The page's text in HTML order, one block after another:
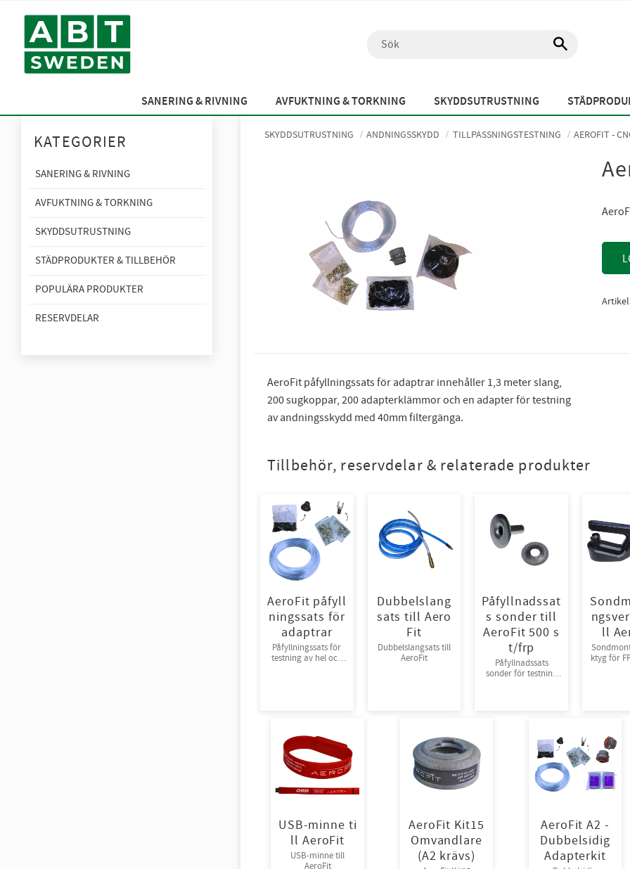
SANERING & RIVNING AVFUKTNING & TORKNING SKYDDSUTRUSTNING
SKYDDSUTRUSTNING ANDNINGSSKYDD TILLPASSNINGSTESTNING AEROFIT -
AeroFit påfyllningssats för adaptrar innehåller 1,3 meter slang,
200 sugkoppar, 200 adapterklämmor och en adapter för testning
av andningsskydd med 40mm filtergänga.
Tillbehör, reservdelar & relaterade produkter
AeroFit påfyll
ningssats för
adaptrar
Påfyllningssats för
testning av hel och
Dubbelslang
sats till Aero
Fit
Dubbelslangsats till
AeroFit
Påfyllnadssat
s sonder till
AeroFit 500 s
t/frp
Påfyllnadssats
sonder för testning
ll
ktyg för
USB-minne ti
ll AeroFit
USB-minne till
AeroFit
AeroFit Kit15
Omvandlare
(A2 krävs)
AeroFit A2 -
Dubbelsidig
Adapterkit
KATEGORIER
SANERING & RIVNING
AVFUKTNING & TORKNING
SKYDDSUTRUSTNING
STÄDPRODUKTER & TILLBEHÖR
POPULÄRA PRODUKTER
RESERVDELAR